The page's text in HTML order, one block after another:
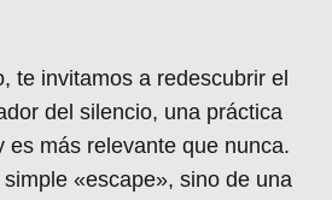
te invitamos a redescubrir el
del silencio, una práctica
es más relevante que nunca.
«escape», sino de una